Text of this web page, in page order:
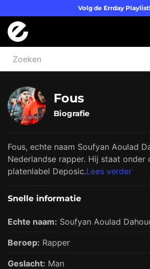
Volg de Errday Playlist!
Fous
Biografie
Fous, echte naam Soufyan Aoulad
Nederlandse rapper. Hij staat
platenlabel Deposic.Lees verder
Snelle informatie
Echte naam: Soufyan Aoulad
Beroep: Rapper
Geslacht: Man